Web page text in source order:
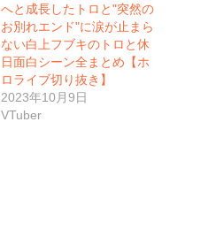
へと成長したトロと"突然の
お別れエンド"に涙が止まら
ない白上フブキのトロと休
日面白シーン全まとめ【ホ
ロライブ切り抜き】
2023年10月9日
VTuber